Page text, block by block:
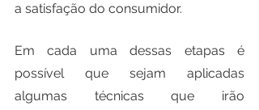
a satisfação do consumidor.
Em cada uma dessas etapas é
possível que sejam aplicadas
algumas técnicas que irão